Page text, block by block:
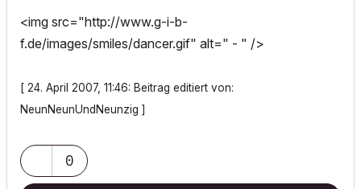
<img src="http://www.g-i-b-
f.de/images/smiles/dancer.gif" alt=" - " />
[ 24. April 2007, 11:46: Beitrag editiert von:
NeunNeunUndNeunzig ]
0